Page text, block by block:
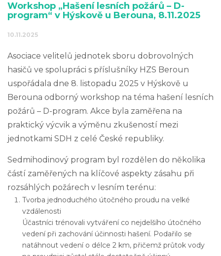
Workshop „Hašení lesních požárů – D-
program“ v Hýskově u Berouna, 8.11.2025
10.11.2025
Asociace velitelů jednotek sboru dobrovolných
hasičů ve spolupráci s příslušníky HZS Beroun
uspořádala dne 8. listopadu 2025 v Hýskově u
Berouna odborný workshop na téma hašení lesních
požárů – D-program. Akce byla zaměřena na
praktický výcvik a výměnu zkušeností mezi
jednotkami SDH z celé České republiky.
Sedmihodinový program byl rozdělen do několika
částí zaměřených na klíčové aspekty zásahu při
rozsáhlých požárech v lesním terénu:
Tvorba jednoduchého útočného proudu na velké
vzdálenosti
Účastníci trénovali vytváření co nejdelšího útočného
vedení při zachování účinnosti hašení. Podařilo se
natáhnout vedení o délce 2 km, přičemž průtok vody